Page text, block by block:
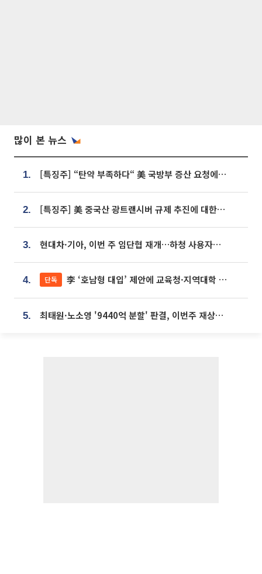
많이 본 뉴스
1. [특징주] “탄약 부족하다“ 美 국방부 증산 요청에⋯국내 방산주 급등세
2. [특징주] 美 중국산 광트랜시버 규제 추진에 대한광통신 등 광통신株 강세
3. 현대차·기아, 이번 주 임단협 재개…하청 사용자성 재심도 ‘변수’
4. 단독 李 ‘호남형 대입’ 제안에 교육청·지역대학 서·논술형 입시 연계 '착수'
5. 최태원·노소영 '9440억 분할' 판결, 이번주 재상고 여부 주목